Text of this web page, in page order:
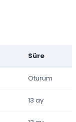
Süre
Oturum
13 ay